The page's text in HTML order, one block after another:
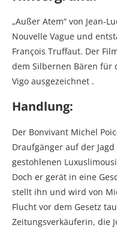
„Außer Atem“ von Jean-
Nouvelle Vague und
François Truffaut. Der
dem Silbernen Bären für
Vigo ausgezeichnet .
Handlung:
Der Bonvivant Michel
Draufgänger auf der
gestohlenen
Doch er gerät in eine
stellt ihn und wird von
Flucht vor dem Gesetz
Zeitungsverkäuferin, die